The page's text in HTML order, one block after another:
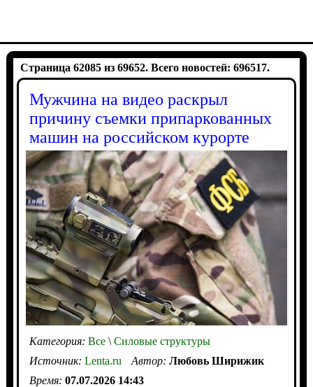
Страница 62085 из 69652. Всего новостей: 696517.
Мужчина на видео раскрыл
причину съемки припаркованных
машин на российском курорте
Категория: Все\Силовые структуры
Источник: Lenta.ru Автор: Любовь Ширижик
Время: 07.07.2026 14:43